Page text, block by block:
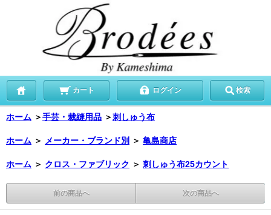
カート ログイン 検索
ホーム ＞手芸・裁縫用品 ＞刺しゅう布
ホーム ＞ メーカー・ブランド別 ＞ 亀島商店
ホーム ＞ クロス・ファブリック ＞ 刺しゅう布25カウント
前の商品へ 次の商品へ